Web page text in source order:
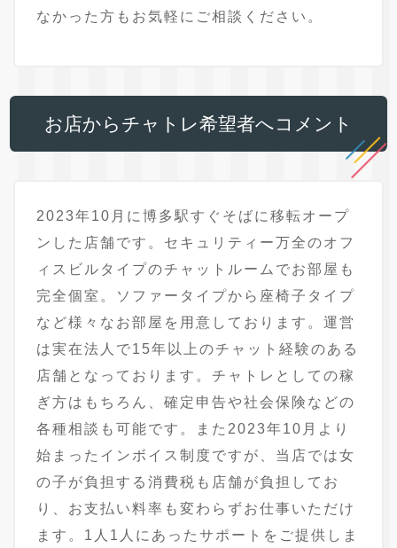
なかった方もお気軽にご相談ください。
お店からチャトレ希望者へコメント
2023年10月に博多駅すぐそばに移転オープ
ンした店舗です。セキュリティー万全のオフ
ィスビルタイプのチャットルームでお部屋も
完全個室。ソファータイプから座椅子タイプ
など様々なお部屋を用意しております。運営
は実在法人で15年以上のチャット経験のある
店舗となっております。チャトレとしての稼
ぎ方はもちろん、確定申告や社会保険などの
各種相談も可能です。また2023年10月より
始まったインボイス制度ですが、当店では女
の子が負担する消費税も店舗が負担してお
り、お支払い料率も変わらずお仕事いただけ
ます。1人1人にあったサポートをご提供しま